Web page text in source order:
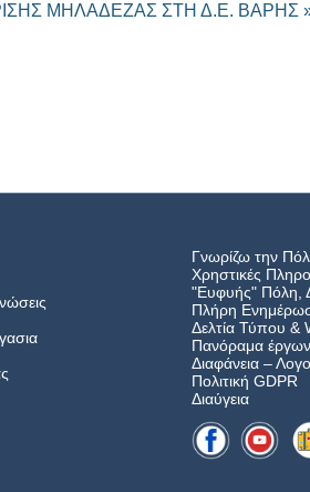
ΜΗΛΑΔΕΖΑΣ ΣΤΗ Δ.Ε. ΒΑΡΗΣ
Γνωρίζω την
Χρηστικές
"Ευφυής" Πόλη,
Πλήρη
Δελτία Τύπου &
Πανόραμα έργων
Διαφάνεια –
Πολιτική GDPR
Διαύγεια